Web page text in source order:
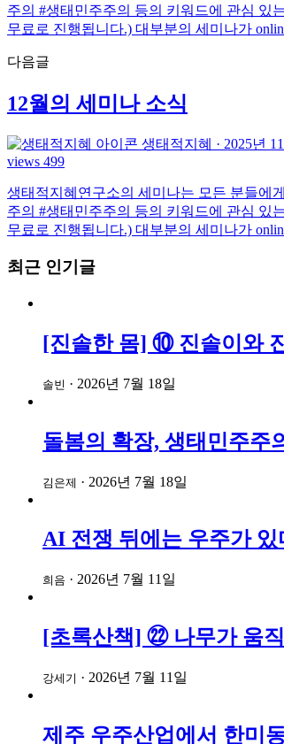
주의 #생태민주주의 등의 키워드에 관심 있
무료로 진행됩니다.) 대부분의 세미나가
다음글
12월의 세미나 소식
생태적지혜 · 2025년
views 499
생태적지혜연구소의 세미나는 모든 분들에
주의 #생태민주주의 등의 키워드에 관심 있
무료로 진행됩니다.) 대부분의 세미나가
최근 인기글
[진솔한 몸] ⑩ 진솔이와
솔빈 · 2026년 7월 18일
돌봄의 확장, 생태민주주
김은제 · 2026년 7월 18일
AI 전쟁 뒤에는 우주가 있
희음 · 2026년 7월 11일
[초록산책] ㉒ 나무가 움
강세기 · 2026년 7월 11일
제주 우주산업에서 한미